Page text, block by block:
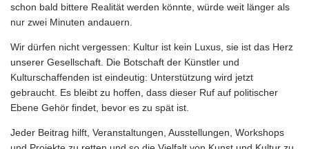
schon bald bittere Realität werden könnte, würde weit länger als
nur zwei Minuten andauern.
Wir dürfen nicht vergessen: Kultur ist kein Luxus, sie ist das Herz
unserer Gesellschaft. Die Botschaft der Künstler und
Kulturschaffenden ist eindeutig: Unterstützung wird jetzt
gebraucht. Es bleibt zu hoffen, dass dieser Ruf auf politischer
Ebene Gehör findet, bevor es zu spät ist.
Jeder Beitrag hilft, Veranstaltungen, Ausstellungen, Workshops